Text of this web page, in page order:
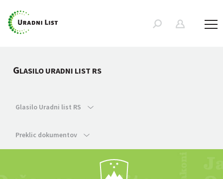
GLASILO URADNI LIST RS
Glasilo Uradni list RS
Preklic dokumentov